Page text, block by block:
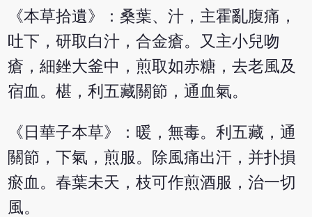
《本草拾遺》：桑葉、汁，主霍亂腹痛，
吐下，研取白汁，合金瘡。又主小兒吻
瘡，細銼大釜中，煎取如赤糖，去老風及
宿血。椹，利五藏關節，通血氣。
《日華子本草》：暖，無毒。利五藏，通
關節，下氣，煎服。除風痛出汗，并扑損
瘀血。春葉未天，枝可作煎酒服，治一切
風。